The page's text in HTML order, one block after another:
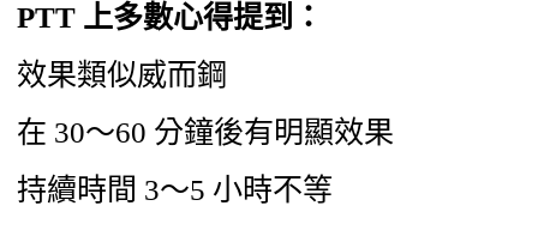
PTT 上多數心得提到：
效果類似威而鋼
在 30～60 分鐘後有明顯效果
持續時間 3～5 小時不等